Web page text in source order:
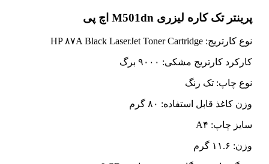
پرینتر تک کاره لیزری M501dn اچ پی
نوع کارتریج: HP ۸۷A Black LaserJet Toner Cartridge
کارکرد کارتریج مشکی: ۹۰۰۰ برگ
نوع چاپ: تک رنگ
وزن کاغذ قابل استفاده: ۸۰ گرم
سایز چاپ: A۴
وزن: ۱۱.۶ گرم